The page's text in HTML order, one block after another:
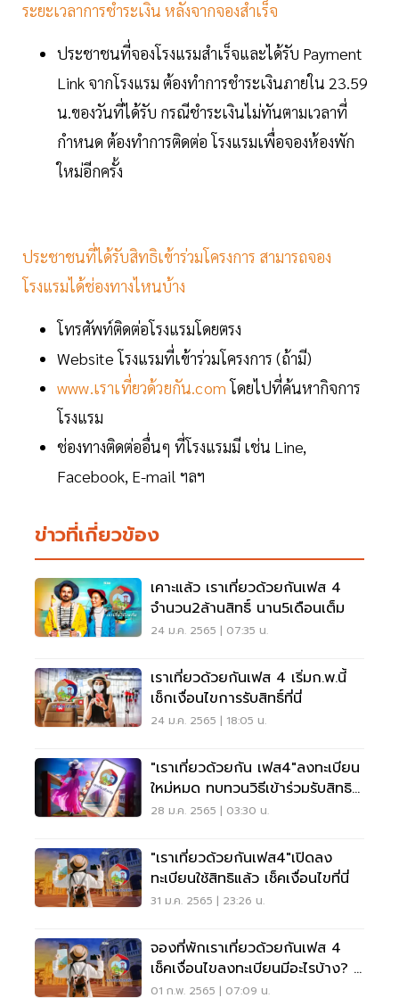
ระยะเวลาการชำระเงิน หลังจากจองสำเร็จ
ประชาชนที่จองโรงแรมสำเร็จและได้รับ Payment
Link จากโรงแรม ต้องทำการชำระเงินภายใน 23.59
น.ของวันที่ได้รับ กรณีชำระเงินไม่ทันตามเวลาที่
กำหนด ต้องทำการติดต่อ โรงแรมเพื่อจองห้องพัก
ใหม่อีกครั้ง
ประชาชนที่ได้รับสิทธิเข้าร่วมโครงการ สามารถจอง
โรงแรมได้ช่องทางไหนบ้าง
โทรศัพท์ติดต่อโรงแรมโดยตรง
Website โรงแรมที่เข้าร่วมโครงการ (ถ้ามี)
www.เราเที่ยวด้วยกัน.comโดยไปที่ค้นหากิจการ
โรงแรม
ช่องทางติดต่ออื่นๆ ที่โรงแรมมี เช่น Line,
Facebook, E-mail ฯลฯ
ข่าวที่เกี่ยวข้อง
เคาะแล้ว เราเที่ยวด้วยกันเฟส 4
จำนวน2ล้านสิทธิ์ นาน5เดือนเต็ม
24 ม.ค. 2565 | 07:35 น.
เราเที่ยวด้วยกันเฟส 4 เริ่มก.พ.นี้
เช็กเงื่อนไขการรับสิทธิ์ที่นี่
24 ม.ค. 2565 | 18:05 น.
"เราเที่ยวด้วยกัน เฟส4"ลงทะเบียน
ใหม่หมด ทบทวนวิธีเข้าร่วมรับสิทธิ
ที่นี่
28 ม.ค. 2565 | 03:30 น.
"เราเที่ยวด้วยกันเฟส4"เปิดลง
ทะเบียนใช้สิทธิแล้ว เช็คเงื่อนไขที่นี่
31 ม.ค. 2565 | 23:26 น.
จองที่พักเราเที่ยวด้วยกันเฟส 4
เช็คเงื่อนไขลงทะเบียนมีอะไรบ้าง? ดู
ที่นี่
01 ก.พ. 2565 | 07:09 น.